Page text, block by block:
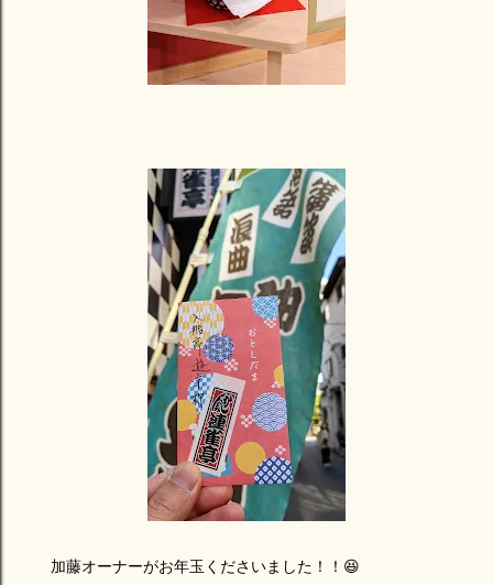
加藤オーナーがお年玉くださいました！！😆